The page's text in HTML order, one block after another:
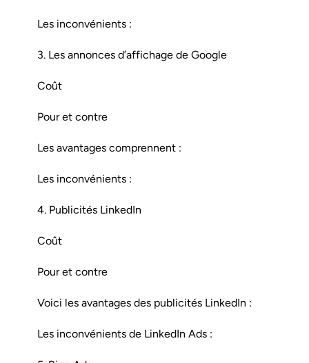
Les inconvénients :
3. Les annonces d’affichage de Google
Coût
Pour et contre
Les avantages comprennent :
Les inconvénients :
4. Publicités LinkedIn
Coût
Pour et contre
Voici les avantages des publicités LinkedIn :
Les inconvénients de LinkedIn Ads :